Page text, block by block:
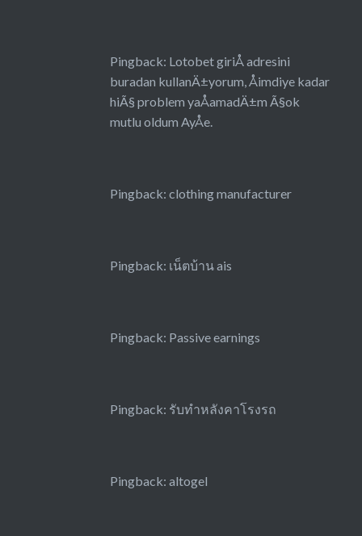
Pingback: Lotobet giriÅ adresini
buradan kullanÄ±yorum, Åimdiye kadar
hiÃ§ problem yaÅamadÄ±m Ã§ok
mutlu oldum AyÅe.
Pingback: clothing manufacturer
Pingback: เน็ตบ้าน ais
Pingback: Passive earnings
Pingback: รับทำหลังคาโรงรถ
Pingback: altogel